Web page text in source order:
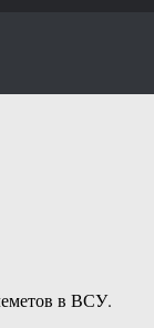
в ВСУ.